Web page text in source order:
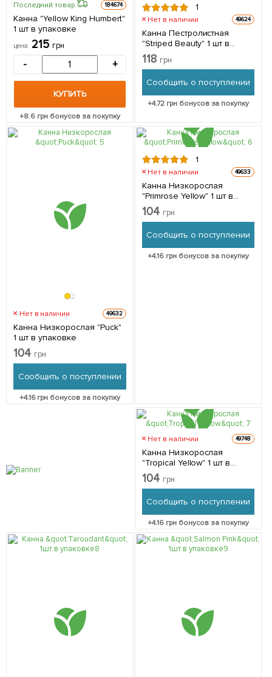
Последний товар 184674
Канна "Yellow King Humbert"
1 шт в упаковке
цена 215 грн
- +
КУПИТЬ
+8.6 грн бонусов за покупку
1
Нет в наличии 49624
Канна Пестролистная
"Striped Beauty" 1 шт в
упаковке
118 грн
Сообщить о поступлении
+4.72грн бонусов за покупку
Нет в наличии 49632
Канна Низкорослая "Puck"
1 шт в упаковке
104 грн
Сообщить о поступлении
+4.16грн бонусов за покупку
1
Нет в наличии 49633
Канна Низкорослая
"Primrose Yellow" 1 шт в
упаковке
104 грн
Сообщить о поступлении
+4.16 грн бонусов за покупку
Нет в наличии 49748
Канна Низкорослая
"Tropical Yellow" 1 шт в
упаковке
104 грн
Сообщить о поступлении
+4.16 грн бонусов за покупку